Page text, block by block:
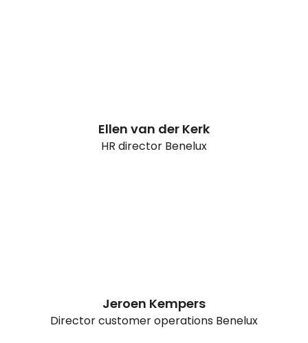
Ellen van der Kerk
HR director Benelux
Jeroen Kempers
Director customer operations Benelux